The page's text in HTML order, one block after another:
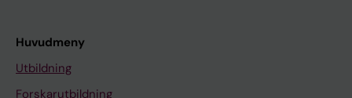
Huvudmeny
Utbildning
Forskarutbildning